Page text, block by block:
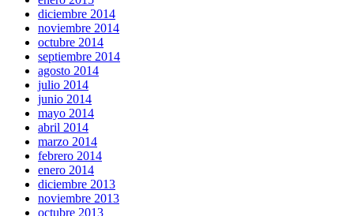
diciembre 2014
noviembre 2014
octubre 2014
septiembre 2014
agosto 2014
julio 2014
junio 2014
mayo 2014
abril 2014
marzo 2014
febrero 2014
enero 2014
diciembre 2013
noviembre 2013
octubre 2013